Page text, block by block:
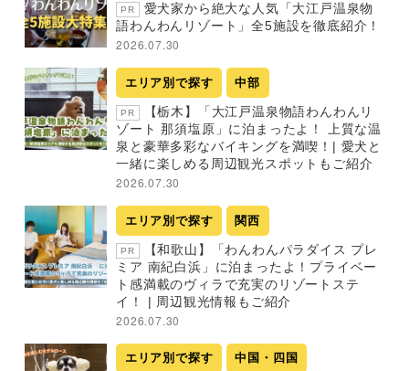
PR
愛犬家から絶大な人気「大江戸温泉物
語わんわんリゾート」全5施設を徹底紹介！
2026.07.30
エリア別で探す 中部
PR
【栃木】「大江戸温泉物語わんわんリ
ゾート 那須塩原」に泊まったよ！ 上質な温
泉と豪華多彩なバイキングを満喫！| 愛犬と
一緒に楽しめる周辺観光スポットもご紹介
2026.07.30
エリア別で探す 関西
PR
【和歌山】「わんわんパラダイス プレ
ミア 南紀白浜」に泊まったよ！プライベー
ト感満載のヴィラで充実のリゾートステ
イ！ | 周辺観光情報もご紹介
2026.07.30
エリア別で探す 中国・四国